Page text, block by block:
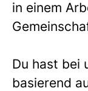
in einem
Du hast bei
basierend